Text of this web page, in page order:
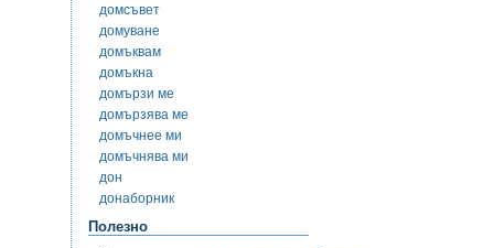
домсъвет
домуване
домъквам
домъкна
домързи ме
домързява ме
домъчнее ми
домъчнява ми
дон
донаборник
Полезно